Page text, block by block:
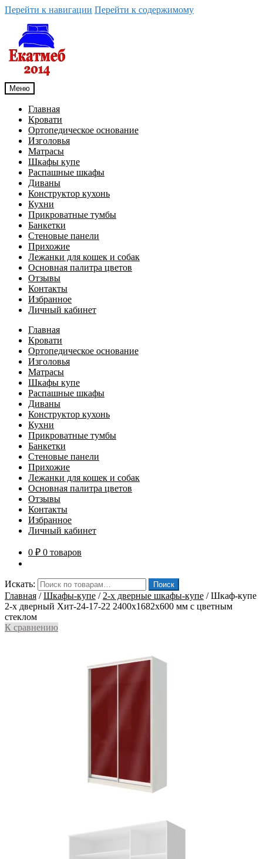
Перейти к навигации Перейти к содержимому
Меню
Главная
Кровати
Ортопедическое основание
Изголовья
Матрасы
Шкафы купе
Распашные шкафы
Диваны
Конструктор кухонь
Кухни
Прикроватные тумбы
Банкетки
Стеновые панели
Прихожие
Лежанки для кошек и собак
Основная палитра цветов
Отзывы
Контакты
Избранное
Личный кабинет
Главная
Кровати
Ортопедическое основание
Изголовья
Матрасы
Шкафы купе
Распашные шкафы
Диваны
Конструктор кухонь
Кухни
Прикроватные тумбы
Банкетки
Стеновые панели
Прихожие
Лежанки для кошек и собак
Основная палитра цветов
Отзывы
Контакты
Избранное
Личный кабинет
0 ₽ 0 товаров
Искать: Поиск
Главная /Шкафы-купе / 2-х дверные шкафы-купе /Шкаф-купе
2-х дверный Хит-24-17-22 2400x1682x600 мм с цветным
стеклом
К сравнению